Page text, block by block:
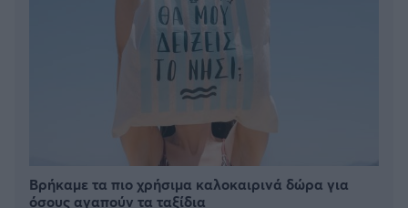
Βρήκαμε τα πιο χρήσιμα καλοκαιρινά δώρα για
όσους αγαπούν τα ταξίδια